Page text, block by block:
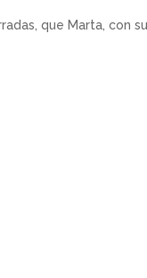
que Marta, con